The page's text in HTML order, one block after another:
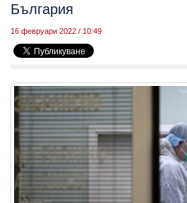
България
16 февруари 2022 / 10:49